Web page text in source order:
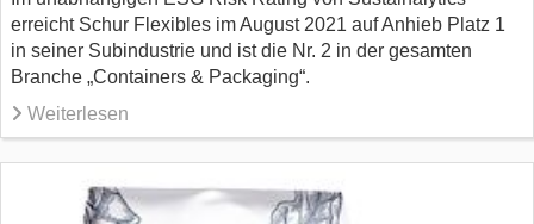
erreicht Schur Flexibles im August 2021 auf Anhieb Platz 1
in seiner Subindustrie und ist die Nr. 2 in der gesamten
Branche „Containers & Packaging“.
Weiterlesen